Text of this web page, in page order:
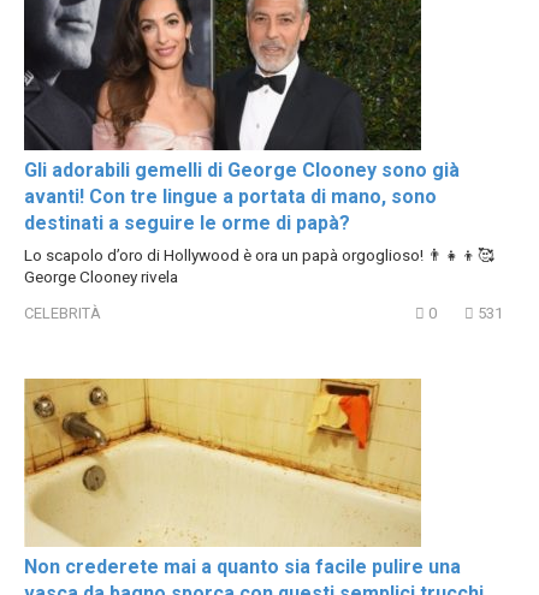
Gli adorabili gemelli di George Clooney sono già
avanti! Con tre lingue a portata di mano, sono
destinati a seguire le orme di papà?
Lo scapolo d’oro di Hollywood è ora un papà orgoglioso! 👨‍👧‍👦🥰
George Clooney rivela
CELEBRITÀ 0 531
Non crederete mai a quanto sia facile pulire una